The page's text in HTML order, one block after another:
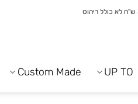
UP TO
Custom Made